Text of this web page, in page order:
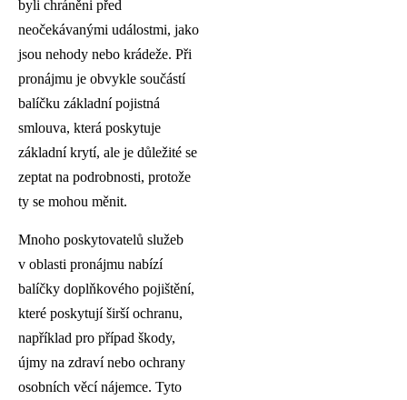
byli chráněni před
neočekávanými událostmi, jako
jsou nehody nebo krádeže. Při
pronájmu je obvykle součástí
balíčku základní pojistná
smlouva, která poskytuje
základní krytí, ale je důležité se
zeptat na podrobnosti, protože
ty se mohou měnit.
Mnoho poskytovatelů služeb
v oblasti pronájmu nabízí
balíčky doplňkového pojištění,
které poskytují širší ochranu,
například pro případ škody,
újmy na zdraví nebo ochrany
osobních věcí nájemce. Tyto